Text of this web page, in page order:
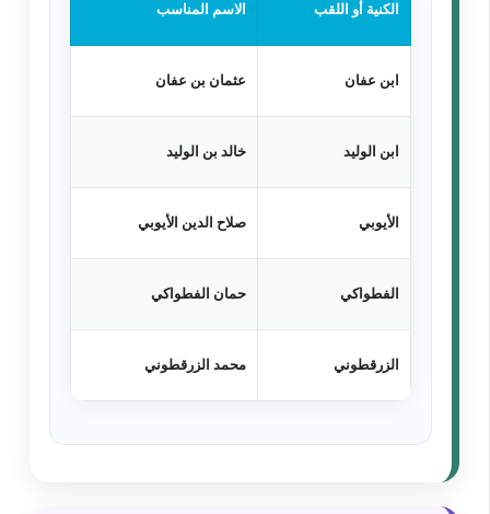
الكنية أو اللقب الاسم المناسب
ابن عفان عثمان بن عفان
ابن الوليد خالد بن الوليد
الأيوبي صلاح الدين الأيوبي
الفطواكي حمان الفطواكي
الزرقطوني محمد الزرقطوني